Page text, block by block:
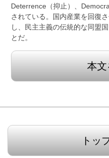
Deterrence（抑止）、
されている。国内産業を回復
し、民主主義の伝統的な同盟
とだ。
本文
トッ